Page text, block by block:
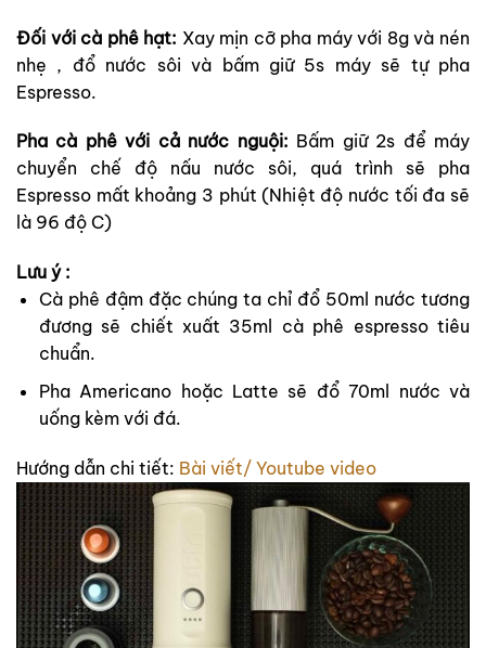
Đối với cà phê hạt: Xay mịn cỡ pha máy với 8g và nén
nhẹ , đổ nước sôi và bấm giữ 5s máy sẽ tự pha
Espresso.
Pha cà phê với cả nước nguội: Bấm giữ 2s để máy
chuyển chế độ nấu nước sôi, quá trình sẽ pha
Espresso mất khoảng 3 phút (Nhiệt độ nước tối đa sẽ
là 96 độ C)
Lưu ý :
Cà phê đậm đặc chúng ta chỉ đổ 50ml nước tương
đương sẽ chiết xuất 35ml cà phê espresso tiêu
chuẩn.
Pha Americano hoặc Latte sẽ đổ 70ml nước và
uống kèm với đá.
Hướng dẫn chi tiết: Bài viết/ Youtube video